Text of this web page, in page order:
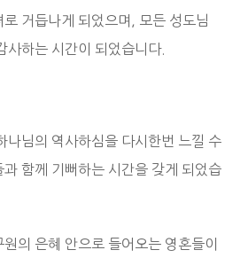
거듭나게 되었으며, 모든 성도님
사하는 시간이 되었습니다.
나님의 역사하심을 다시한번 느낄 수
함께 기뻐하는 시간을 갖게 되었습
의 은혜 안으로 들어오는 영혼들이